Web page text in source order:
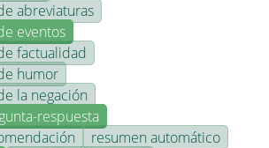
abreviaturas
eventos
factualidad
humor
la negación
respuesta
resumen automático